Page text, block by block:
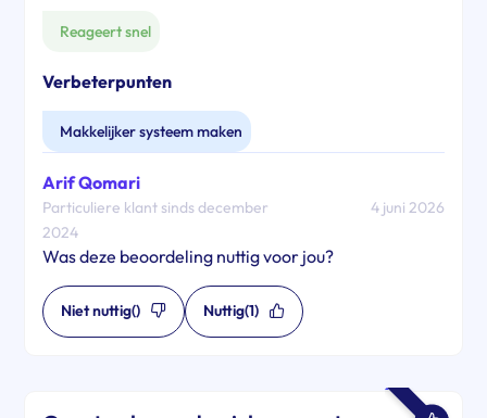
Reageert snel
Verbeterpunten
Makkelijker systeem maken
Arif Qomari
Particuliere klant sinds december
2024
4 juni 2026
Was deze beoordeling nuttig voor jou?
Niet nuttig() Nuttig(1)